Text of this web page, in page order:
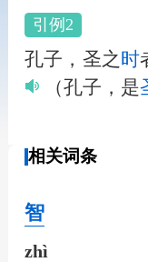
引例2
孔子，圣之时
（孔子，是
相关词条
智
zhì